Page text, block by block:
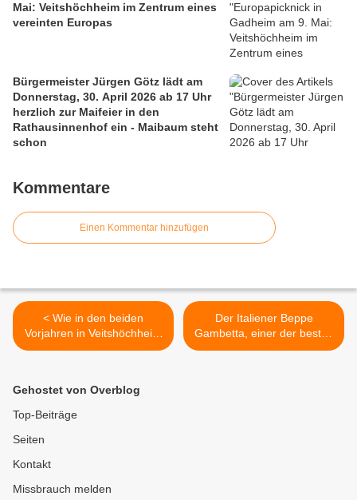
Mai: Veitshöchheim im Zentrum eines
vereinten Europas
Bürgermeister Jürgen Götz lädt am
Donnerstag, 30. April 2026 ab 17 Uhr
herzlich zur Maifeier in den
Rathausinnenhof ein - Maibaum steht
schon
Kommentare
Einen Kommentar hinzufügen
< Wie in den beiden
Vorjahren in Veitshöchheim
wieder Alternative
November 2022
Der Italiener Beppe
Gambetta, einer der besten
Flatpicker weltweit in der
Gehostet von Overblog
Top-Beiträge
Seiten
Kontakt
Missbrauch melden